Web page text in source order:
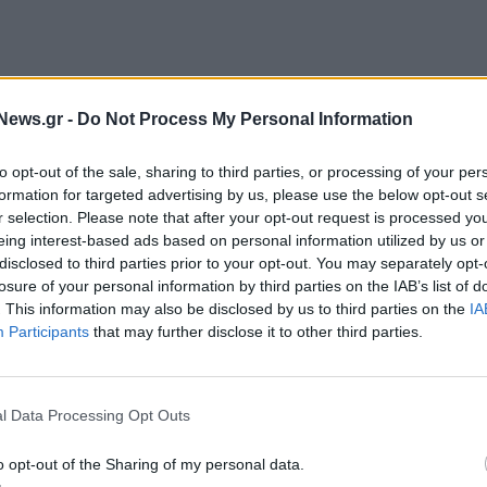
- Do Not Process My Personal Information
opt-out of the sale, sharing to third parties, or processing of your
for targeted advertising by us, please use the below opt-out
selection. Please note that after your opt-out request is processed
interest-based ads based on personal information utilized by us
to third parties prior to your opt-out. You may separately
of your personal information by third parties on the IAB’s list of
This information may also be disclosed by us to third parties on the
Participants that may further disclose it to other third parties.
Data Processing Opt Outs
opt-out of the Sharing of my personal data.
Εταιρείας με την επωνυμία «Dryna Enterprises
του μετοχικού κεφαλαίου, αναβλήθηκε, σύμφωνα
και λήψη απόφασης επί του θέματος της
θα συνεχισθεί η Συνέλευση στον ίδιο χώρο και
της 18.08.2023 καθ' όσον δεν απέχει
καταγραφής.